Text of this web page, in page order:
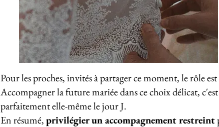
Pour les proches, invités à partager ce moment, le rôle
Accompagner la future mariée dans ce choix délicat,
parfaitement elle-même le jour J.
En résumé,privilégier un accompagnement restreint